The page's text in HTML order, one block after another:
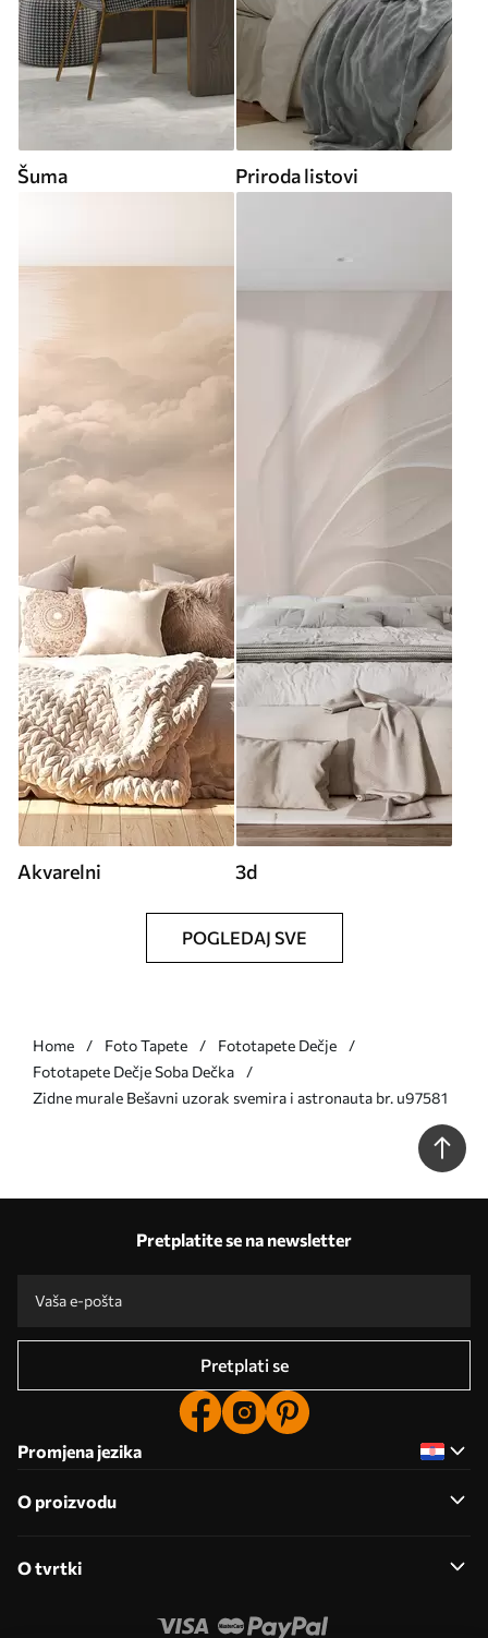
Šuma Priroda listovi
Akvarelni 3d
POGLEDAJ SVE
Home Foto Tapete
Fototapete Dečje
Fototapete Dečje Soba Dečka
Zidne murale Bešavni uzorak svemira i astronauta br. u97581
Pretplatite se na newsletter
Pretplati se
Promjena jezika
O proizvodu
O tvrtki